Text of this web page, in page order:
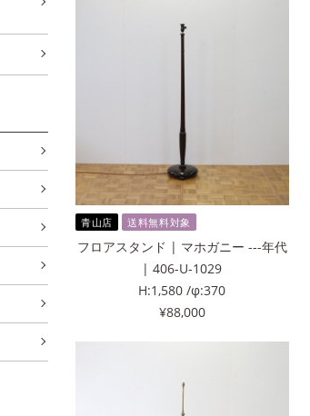
青山店 送料無料対象
フロアスタンド | マホガニー ---年代
| 406-U-1029
H:1,580 /φ:370
¥88,000